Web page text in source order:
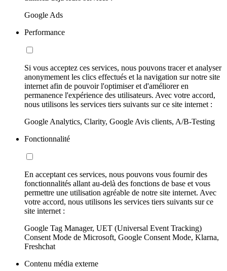
Google Ads
Performance
Si vous acceptez ces services, nous pouvons tracer et analyser
anonymement les clics effectués et la navigation sur notre site
internet afin de pouvoir l'optimiser et d'améliorer en
permanence l'expérience des utilisateurs. Avec votre accord,
nous utilisons les services tiers suivants sur ce site internet :
Google Analytics, Clarity, Google Avis clients, A/B-Testing
Fonctionnalité
En acceptant ces services, nous pouvons vous fournir des
fonctionnalités allant au-delà des fonctions de base et vous
permettre une utilisation agréable de notre site internet. Avec
votre accord, nous utilisons les services tiers suivants sur ce
site internet :
Google Tag Manager, UET (Universal Event Tracking)
Consent Mode de Microsoft, Google Consent Mode, Klarna,
Freshchat
Contenu média externe